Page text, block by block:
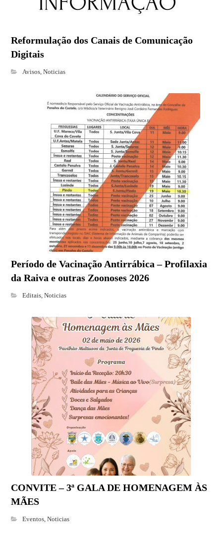
Reformulação dos Canais de Comunicação
Digitais
Avisos,Noticias
Período de Vacinação Antirrábica – Profilaxia
da Raiva e outras Zoonoses 2026
Editais,Noticias
CONVITE – 3ª GALA DE HOMENAGEM ÀS
MÃES
Eventos,Noticias